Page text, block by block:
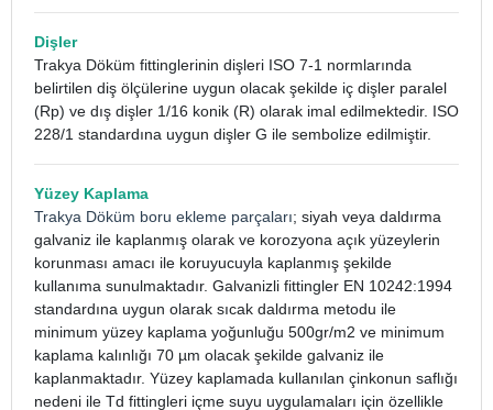
Dişler
Trakya Döküm fittinglerinin dişleri ISO 7-1 normlarında
belirtilen diş ölçülerine uygun olacak şekilde iç dişler paralel
(Rp) ve dış dişler 1/16 konik (R) olarak imal edilmektedir. ISO
228/1 standardına uygun dişler G ile sembolize edilmiştir.
Yüzey Kaplama
Trakya Döküm boru ekleme parçaları; siyah veya daldırma
galvaniz ile kaplanmış olarak ve korozyona açık yüzeylerin
korunması amacı ile koruyucuyla kaplanmış şekilde
kullanıma sunulmaktadır. Galvanizli fittingler EN 10242:1994
standardına uygun olarak sıcak daldırma metodu ile
minimum yüzey kaplama yoğunluğu 500gr/m2 ve minimum
kaplama kalınlığı 70 µm olacak şekilde galvaniz ile
kaplanmaktadır. Yüzey kaplamada kullanılan çinkonun saflığı
nedeni ile Td fittingleri içme suyu uygulamaları için özellikle